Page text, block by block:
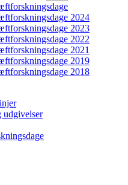
2024
2023
2022
2021
2019
2018
udgivelser